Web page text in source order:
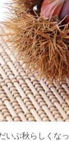
いぶ秋らしくな